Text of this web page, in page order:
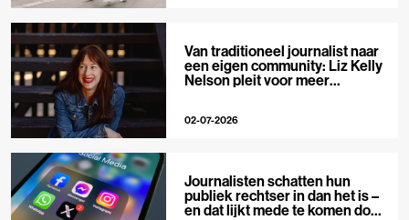
Van traditioneel journalist naar
een eigen community: Liz Kelly
Nelson pleit voor meer
02-07-2026
Journalisten schatten hun
publiek rechtser in dan het is –
en dat lijkt mede te komen door